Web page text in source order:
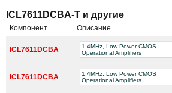
ICL7611DCBA-T и другие
Компонент Описание
ICL7611DCBA
1.4MHz, Low Power CMOS
Operational Amplifiers
ICL7611DCBA
1.4MHz, Low Power CMOS
Operational Amplifiers